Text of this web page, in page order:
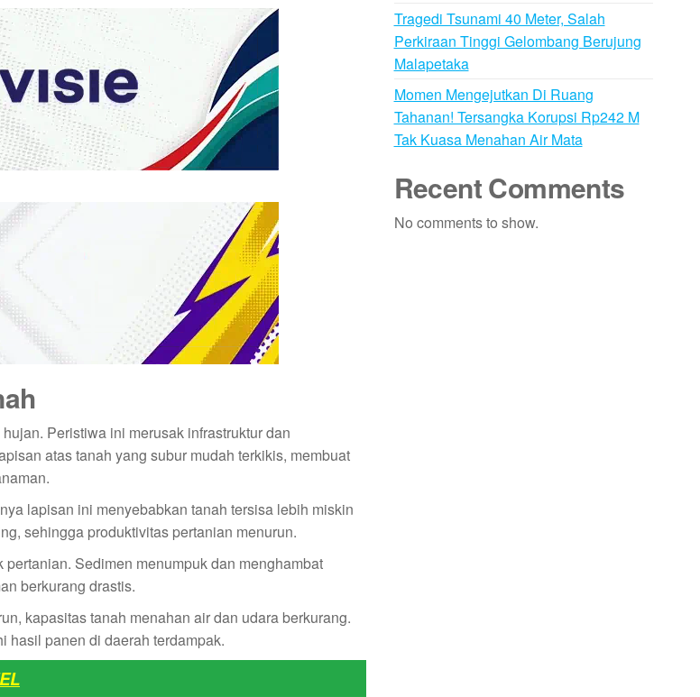
Peristiwa ini merusak infrastruktur dan
atas tanah yang subur mudah terkikis, membuat
lapisan ini menyebabkan tanah tersisa lebih miskin
sehingga produktivitas pertanian menurun.
Sedimen menumpuk dan menghambat
berkurang drastis.
kapasitas tanah menahan air dan udara berkurang.
hasil panen di daerah terdampak.
Tragedi Tsunami 40 Meter, Salah
Perkiraan Tinggi Gelombang Berujung
Malapetaka
Momen Mengejutkan Di Ruang
Tahanan! Tersangka Korupsi Rp242 M
Tak Kuasa Menahan Air Mata
Recent Comments
No comments to show.